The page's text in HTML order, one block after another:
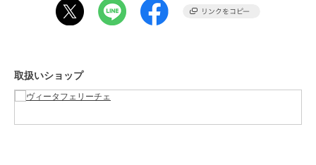
●SIZE：高さ：約18cm / 幅：約27cm（上辺）約18cm（下辺） / マ
チ：約10cm
●バッグのみ重量：約173g
●素材：ポリエチレン
取扱いショップ